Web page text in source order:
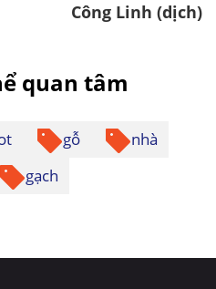
Công Linh (dịch)
quan tâm
gỗ
nhà
gạch